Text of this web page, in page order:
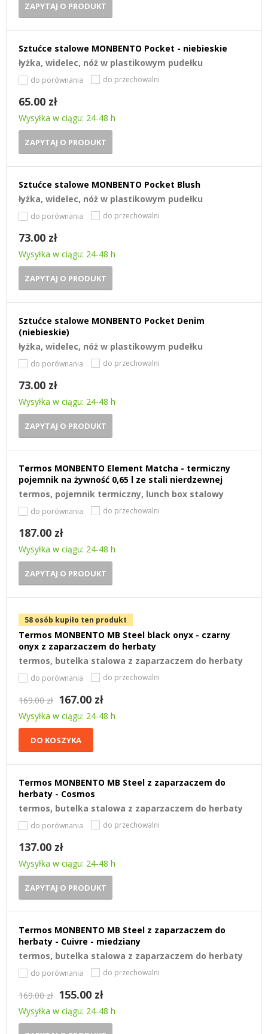
ZAPYTAJ O PRODUKT
Sztućce stalowe MONBENTO Pocket - niebieskie
łyżka, widelec, nóż w plastikowym pudełku
do porównania do przechowalni
65.00 zł
Wysyłka w ciągu: 24-48 h
ZAPYTAJ O PRODUKT
Sztućce stalowe MONBENTO Pocket Blush
łyżka, widelec, nóż w plastikowym pudełku
do porównania do przechowalni
73.00 zł
Wysyłka w ciągu: 24-48 h
ZAPYTAJ O PRODUKT
Sztućce stalowe MONBENTO Pocket Denim
(niebieskie)
łyżka, widelec, nóż w plastikowym pudełku
do porównania do przechowalni
73.00 zł
Wysyłka w ciągu: 24-48 h
ZAPYTAJ O PRODUKT
Termos MONBENTO Element Matcha - termiczny
pojemnik na żywność 0,65 l ze stali nierdzewnej
termos, pojemnik termiczny, lunch box stalowy
do porównania do przechowalni
187.00 zł
Wysyłka w ciągu: 24-48 h
ZAPYTAJ O PRODUKT
58 osób kupiło ten produkt
Termos MONBENTO MB Steel black onyx - czarny
onyx z zaparzaczem do herbaty
termos, butelka stalowa z zaparzaczem do herbaty
do porównania do przechowalni
169.00 zł 167.00 zł
Wysyłka w ciągu: 24-48 h
DO KOSZYKA
Termos MONBENTO MB Steel z zaparzaczem do
herbaty - Cosmos
termos, butelka stalowa z zaparzaczem do herbaty
do porównania do przechowalni
137.00 zł
Wysyłka w ciągu: 24-48 h
ZAPYTAJ O PRODUKT
Termos MONBENTO MB Steel z zaparzaczem do
herbaty - Cuivre - miedziany
termos, butelka stalowa z zaparzaczem do herbaty
do porównania do przechowalni
169.00 zł 155.00 zł
Wysyłka w ciągu: 24-48 h